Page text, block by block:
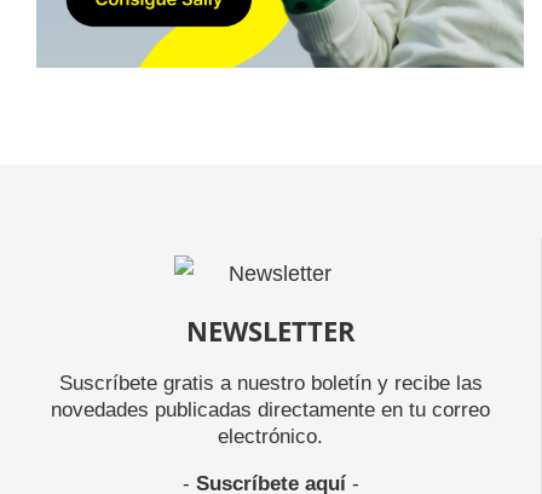
NEWSLETTER
Suscríbete gratis a nuestro boletín y recibe las
novedades publicadas directamente en tu correo
electrónico.
- Suscríbete aquí-